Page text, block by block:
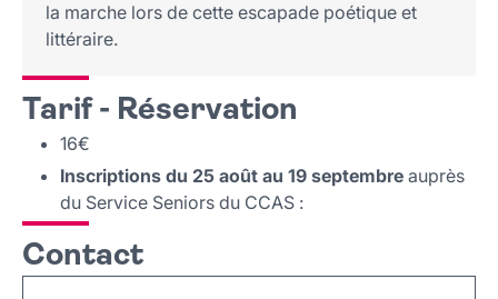
la marche lors de cette escapade poétique et
littéraire.
Tarif - Réservation
16€
Inscriptions du 25 août au 19 septembre auprès
du Service Seniors du CCAS :
Contact